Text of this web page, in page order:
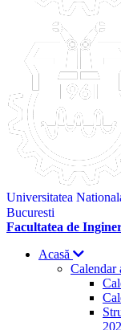
Universitatea
Bucuresti
Facultatea de
Acasă
Calendar